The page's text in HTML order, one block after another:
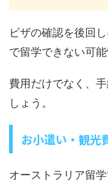
ビザの確認を後回
で留学できない可能
費用だけでなく、
しょう。
お小遣い・観光
オーストラリア留